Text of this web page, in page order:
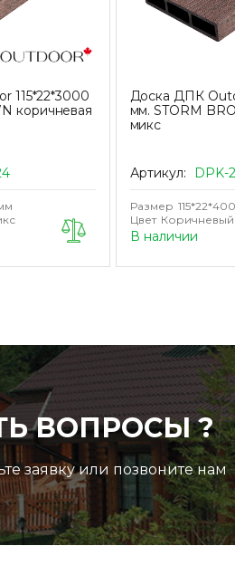
115*22*3000
коричневая
Доска ДПК
мм. STORM
микс
Артикул: DPK-
Размер
Цвет
В наличии
ВОПРОСЫ ?
заявку или позвоните нам